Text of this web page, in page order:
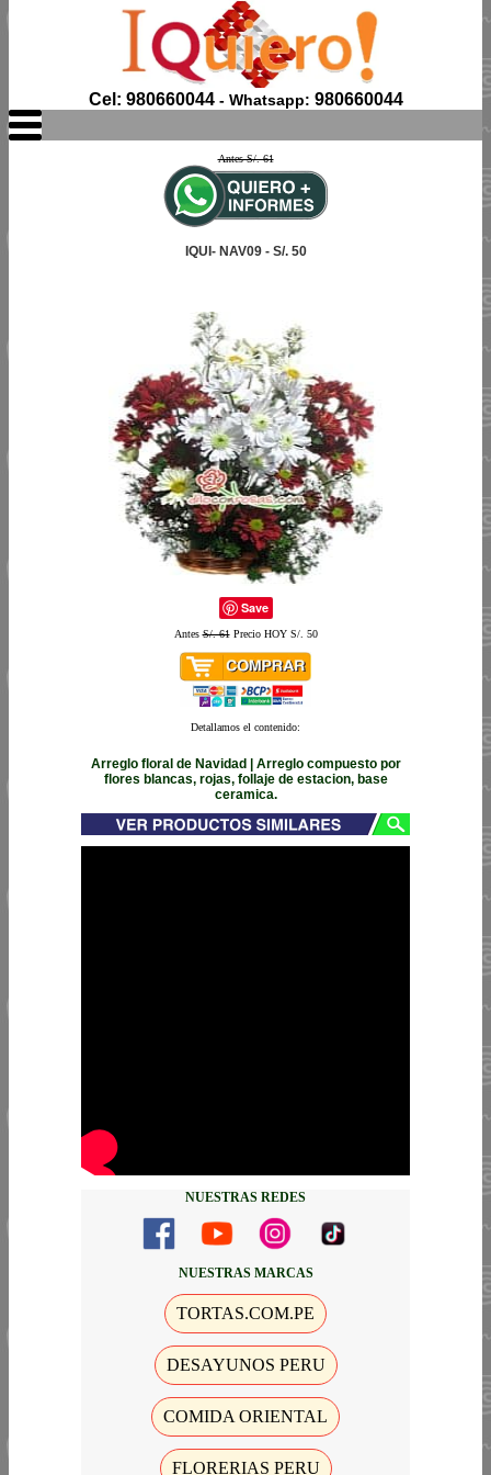
Cel: 980660044- Whatsapp: 980660044
Antes S/. 61
IQUI- NAV09 - S/. 50
Save
AntesS/. 61Precio HOY S/. 50
Detallamos el contenido:
Arreglo floral de Navidad | Arreglo compuesto por
flores blancas, rojas, follaje de estacion, base
ceramica.
NUESTRAS REDES
NUESTRAS MARCAS
TORTAS.COM.PE
DESAYUNOS PERU
COMIDA ORIENTAL
FLORERIAS PERU